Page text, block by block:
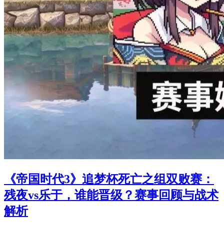
《帝国时代3》追梦杯死亡之组双败赛：
残夜vs乐于，谁能晋级？赛事回顾与战术
解析